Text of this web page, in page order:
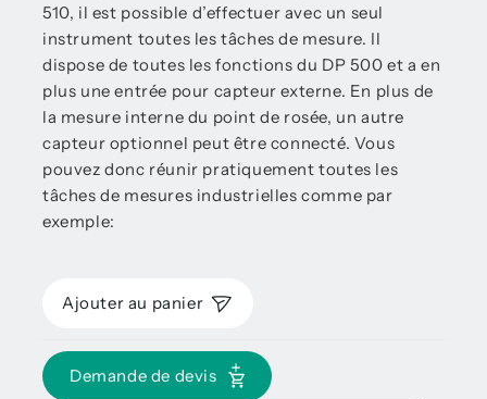
510, il est possible d’effectuer avec un seul
instrument toutes les tâches de mesure. Il
dispose de toutes les fonctions du DP 500 et a en
plus une entrée pour capteur externe. En plus de
la mesure interne du point de rosée, un autre
capteur optionnel peut être connecté. Vous
pouvez donc réunir pratiquement toutes les
tâches de mesures industrielles comme par
exemple:
Ajouter au panier
Demande de devis